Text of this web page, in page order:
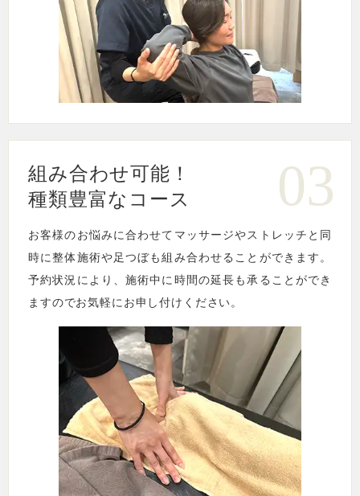
03
組み合わせ可能！
種類豊富なコース
お客様のお悩みに合わせてマッサージやストレッチと同
時に整体施術や足つぼも組み合わせることができます。
予約状況により、施術中に時間の延長も承ることができ
ますのでお気軽にお申し付けください。